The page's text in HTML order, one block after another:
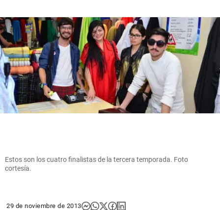
Estos son los cuatro finalistas de la tercera temporada. Foto
cortesía.
29 de noviembre de 2013